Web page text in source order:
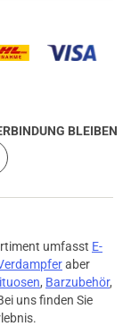
BLEIBEN
umfasst E-
aber
, Barzubehör,
uns finden Sie